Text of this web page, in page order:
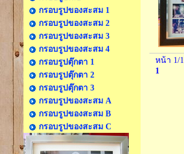
กรอบรูปของสะสม 1
กรอบรูปของสะสม 2
กรอบรูปของสะสม 3
กรอบรูปของสะสม 4
กรอบรูปตุ๊กตา 1
กรอบรูปตุ๊กตา 2
กรอบรูปตุ๊กตา 3
กรอบรูปของสะสม A
กรอบรูปของสะสม B
กรอบรูปของสะสม C
หน้า 1/1
1